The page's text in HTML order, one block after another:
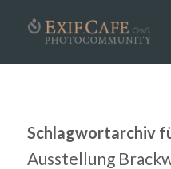
Schlagwortarchiv
Ausstellung